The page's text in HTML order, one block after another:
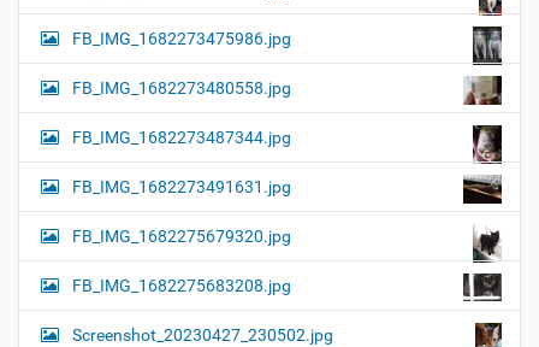
FB_IMG_1682273475986.jpg
FB_IMG_1682273480558.jpg
FB_IMG_1682273487344.jpg
FB_IMG_1682273491631.jpg
FB_IMG_1682275679320.jpg
FB_IMG_1682275683208.jpg
Screenshot_20230427_230502.jpg